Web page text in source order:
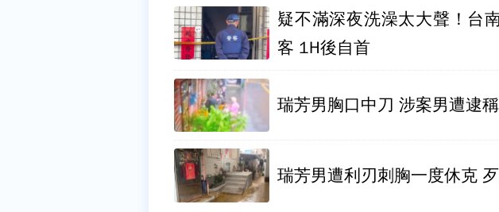
疑不滿深夜洗澡太大聲！台
客 1H後自首
瑞芳男胸口中刀 涉案男遭逮稱
瑞芳男遭利刃刺胸一度休克